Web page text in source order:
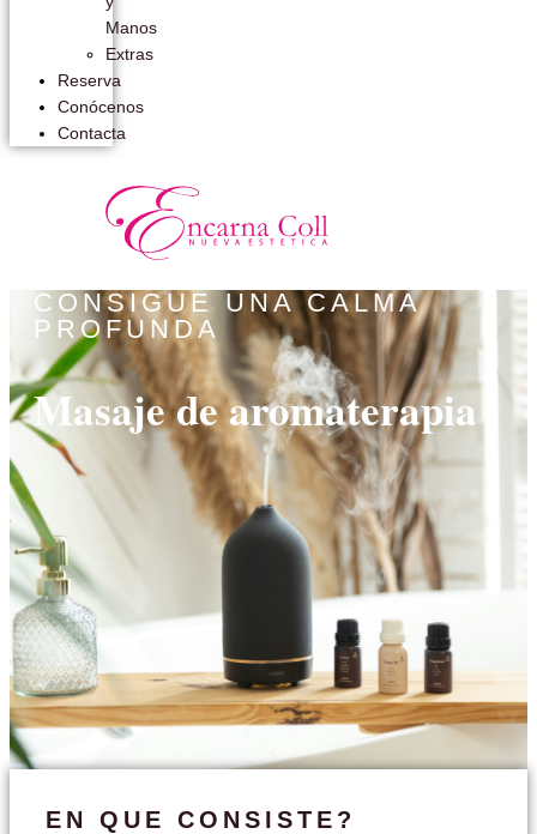
Manos
Extras
Reserva
Conócenos
Contacta
CONSIGUE UNA CALMA
PROFUNDA
Masaje de aromaterapia
EN QUE CONSISTE?